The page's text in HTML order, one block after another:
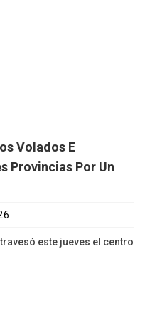
Volados E
Provincias Por Un
este jueves el centro